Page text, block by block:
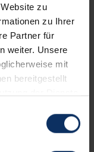
zu
zu Ihrer
Partner für
weiter. Unsere
mit
bereitgestellt
BINDENDES